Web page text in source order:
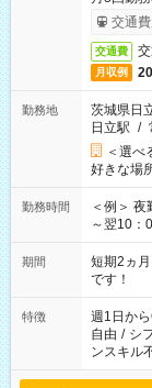
交通
交通費
月収例
勤務地
茨城県日
日立駅 /
＜選
好きな場
勤務時間
＜例＞
～翌10：00
みたい」
い」など
の方の場
仕事に慣れてか
必要な場
期間
短期2ヵ
です！
特徴 週1日か
自由 / シ
ンスキル